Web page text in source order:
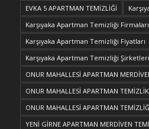
EVKA 5 APARTMAN TEMİZLİĞİ
Karşıyaka Apartman Temizliği Firmaları
Karşıyaka Apartman Temizliği Fiyatları
Karşıyaka Apartman Temizliği Şirketleri
ONUR MAHALLESİ APARTMAN
ONUR MAHALLESİ APARTMAN TEMİZLİK
ONUR MAHALLESİ APARTMAN
YENİ GİRNE APARTMAN MERDİVEN